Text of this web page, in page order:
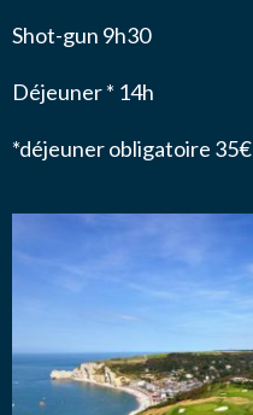
Shot-gun 9h30
Déjeuner * 14h
*déjeuner obligatoire 35€